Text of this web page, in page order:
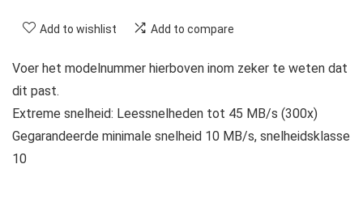
Add to wishlist Add to compare
Voer het modelnummer hierboven inom zeker te weten dat
dit past.
Extreme snelheid: Leessnelheden tot 45 MB/s (300x)
Gegarandeerde minimale snelheid 10 MB/s, snelheidsklasse
10